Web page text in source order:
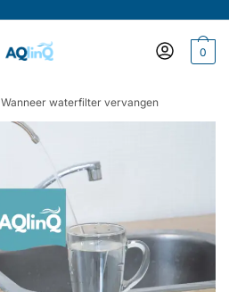
0
Wanneer waterfilter vervangen